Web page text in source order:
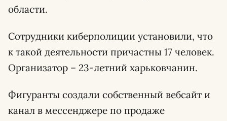
области.
Сотрудники киберполиции установили, что
к такой деятельности причастны 17 человек.
Организатор – 23-летний харьковчанин.
Фигуранты создали собственный вебсайт и
канал в мессенджере по продаже